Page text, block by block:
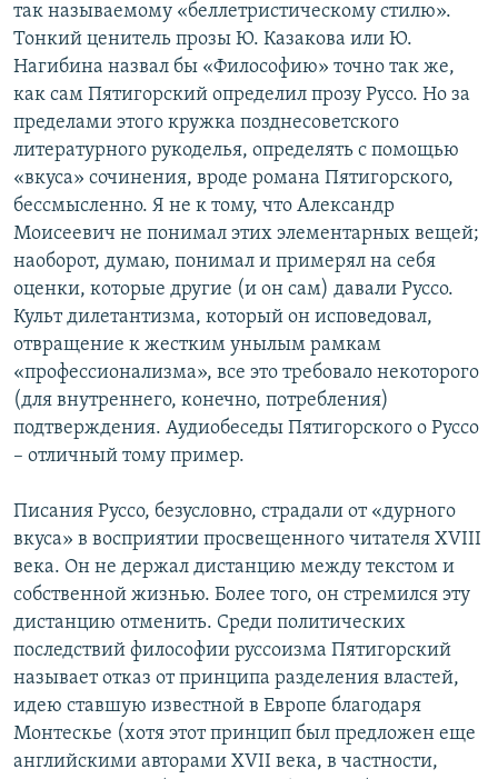
так называемому «беллетристическому стилю».
Тонкий ценитель прозы Ю. Казакова или Ю.
Нагибина назвал бы «Философию» точно так же,
как сам Пятигорский определил прозу Руссо. Но за
пределами этого кружка позднесоветского
литературного рукоделья, определять с помощью
«вкуса» сочинения, вроде романа Пятигорского,
бессмысленно. Я не к тому, что Александр
Моисеевич не понимал этих элементарных вещей;
наоборот, думаю, понимал и примерял на себя
оценки, которые другие (и он сам) давали Руссо.
Культ дилетантизма, который он исповедовал,
отвращение к жестким унылым рамкам
«профессионализма», все это требовало некоторого
(для внутреннего, конечно, потребления)
подтверждения. Аудиобеседы Пятигорского о Руссо
– отличный тому пример.
Писания Руссо, безусловно, страдали от «дурного
вкуса» в восприятии просвещенного читателя XVIII
века. Он не держал дистанцию между текстом и
собственной жизнью. Более того, он стремился эту
дистанцию отменить. Cреди политических
последствий философии руссоизма Пятигорский
называет отказ от принципа разделения властей,
идею ставшую известной в Европе благодаря
Монтескье (хотя этот принцип был предложен еще
английскими авторами XVII века, в частности,